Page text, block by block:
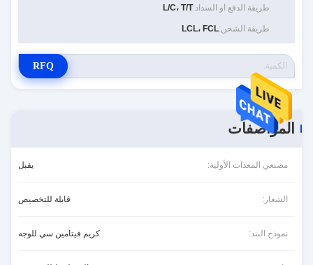
طريقة الدفع او السداد:L/C، T/T
طريقة الشحن:LCL، FCL
RFQ
المواصفات
مصنعي المعدات الأولية: يقبل
الشعار: قابلة للتخصيص
نموذج البند: كريم فيتامين سي للوجه